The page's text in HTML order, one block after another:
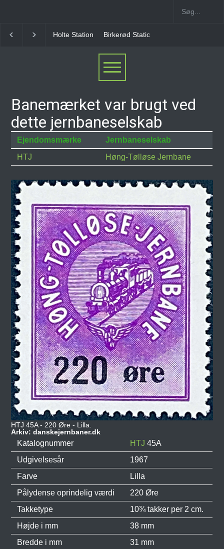
Holte Station Birkerød Station
Banemærket var brugt ved
dette jernbaneselskab
Ejendomsmærke
Jernbaneselskab
HTJ
Høng-Tølløse Jernbane
HTJ 45A - 220 Øre - Lilla.
Arkiv: danskejernbaner.dk
Katalognummer HTJ 45A
Udgivelsesår
1967
Farve
Lilla
Pålydense oprindelig værdi
220 Øre
Takketype
10¾ takker per 2 cm.
Højde i mm
38 mm
Bredde i mm
31 mm